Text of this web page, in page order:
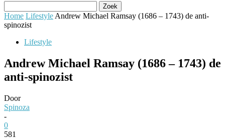
Home Lifestyle Andrew Michael Ramsay (1686 – 1743) de anti-
spinozist
Lifestyle
Andrew Michael Ramsay (1686 – 1743) de
anti-spinozist
Door
Spinoza
-
0
581